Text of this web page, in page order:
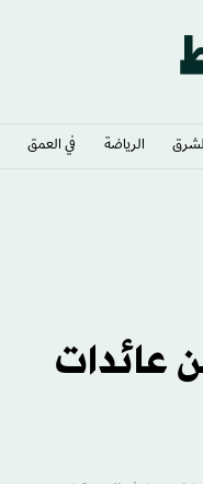
الرياضة في العمق
عائدات